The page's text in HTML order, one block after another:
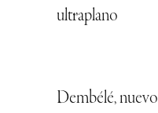
ultraplano
Dembélé, nuevo